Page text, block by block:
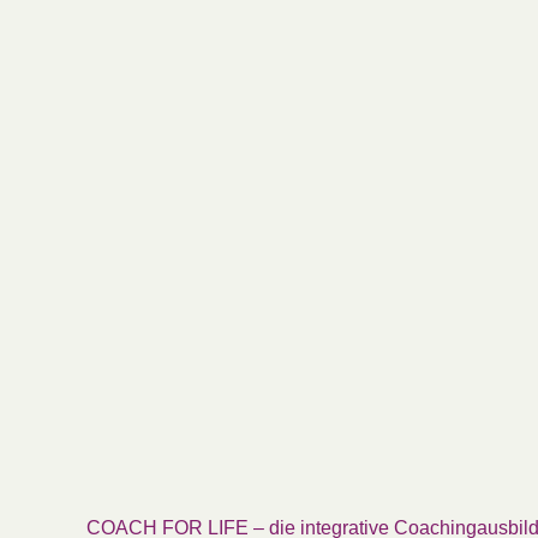
COACH FOR LIFE – die integrative